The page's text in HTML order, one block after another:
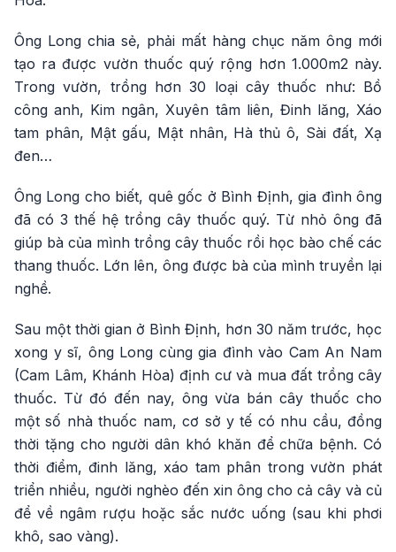
Ông Long chia sẻ, phải mất hàng chục năm ông mới
tạo ra được vườn thuốc quý rộng hơn 1.000m2 này.
Trong vườn, trồng hơn 30 loại cây thuốc như: Bồ
công anh, Kim ngân, Xuyên tâm liên, Đinh lăng, Xáo
tam phân, Mật gấu, Mật nhân, Hà thủ ô, Sài đất, Xạ
đen…
Ông Long cho biết, quê gốc ở Bình Định, gia đình ông
đã có 3 thế hệ trồng cây thuốc quý. Từ nhỏ ông đã
giúp bà của mình trồng cây thuốc rồi học bào chế các
thang thuốc. Lớn lên, ông được bà của mình truyền lại
nghề.
Sau một thời gian ở Bình Định, hơn 30 năm trước, học
xong y sĩ, ông Long cùng gia đình vào Cam An Nam
(Cam Lâm, Khánh Hòa) định cư và mua đất trồng cây
thuốc. Từ đó đến nay, ông vừa bán cây thuốc cho
một số nhà thuốc nam, cơ sở y tế có nhu cầu, đồng
thời tặng cho người dân khó khăn để chữa bệnh. Có
thời điểm, đinh lăng, xáo tam phân trong vườn phát
triển nhiều, người nghèo đến xin ông cho cả cây và củ
để về ngâm rượu hoặc sắc nước uống (sau khi phơi
khô, sao vàng).